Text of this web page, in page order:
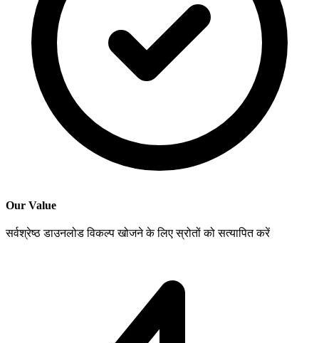
Our Value
सर्वश्रेष्ठ डाउनलोड विकल्प खोजने के लिए स्रोतों को सत्यापित करें